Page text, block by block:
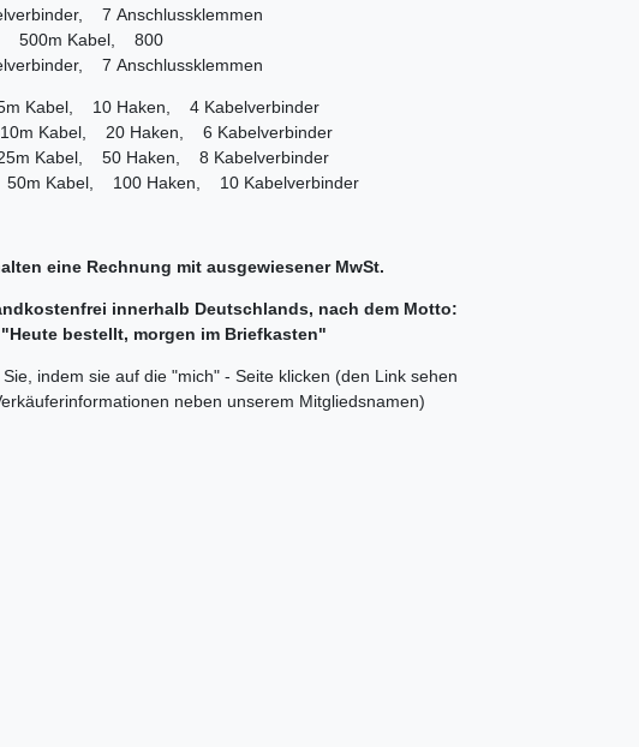
7 Anschlussklemmen
500m Kabel, 800
7 Anschlussklemmen
Kabel, 10 Haken, 4 Kabelverbinder
Kabel, 20 Haken, 6 Kabelverbinder
Kabel, 50 Haken, 8 Kabelverbinder
Kabel, 100 Haken, 10 Kabelverbinder
eine Rechnung mit ausgewiesener MwSt.
innerhalb Deutschlands, nach dem Motto:
"Heute bestellt, morgen im Briefkasten"
Sie, indem sie auf die "mich" - Seite klicken (den Link sehen
neben unserem Mitgliedsnamen)